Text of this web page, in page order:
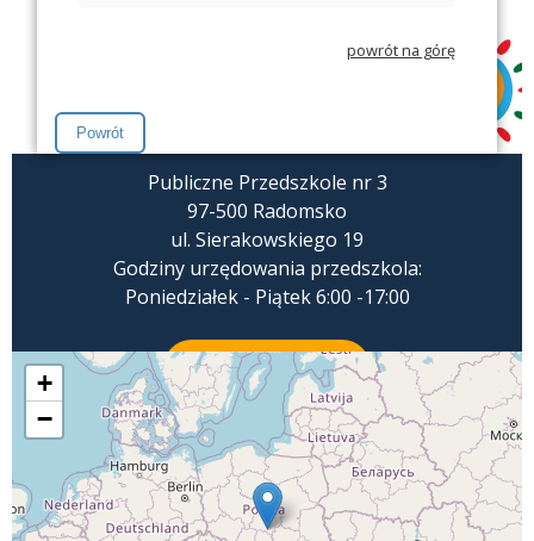
powrót na górę
Publiczne Przedszkole nr 3
97-500 Radomsko
ul. Sierakowskiego 19
Godziny urzędowania przedszkola:
Poniedziałek - Piątek 6:00 -17:00
ZADZWOŃ
+
−